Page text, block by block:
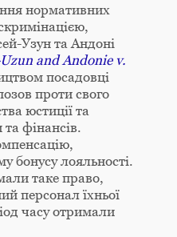
нормативних
Узун та Андоні
and Andonie v.
посадовці
проти свого
юстиції та
фінансів.
бонусу лояльності.
таке право,
персонал їхньої
часу отримали